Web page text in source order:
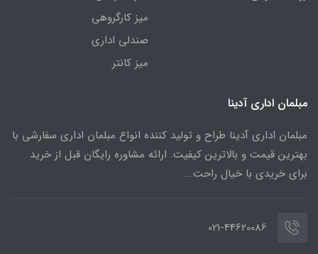
میز کارگروهی
صندلی اداری
میز کانتر
مبلمان اداری آدینا
مبلمان اداری آدینا طراح و تولید کننده انواع مبلمان اداری سفارشی با
بهترین قیمت و بالاترین کیفیت. ارائه مشاوره رایگان قبل از خرید
برای خریدی با خیال راحت...
021-44620086